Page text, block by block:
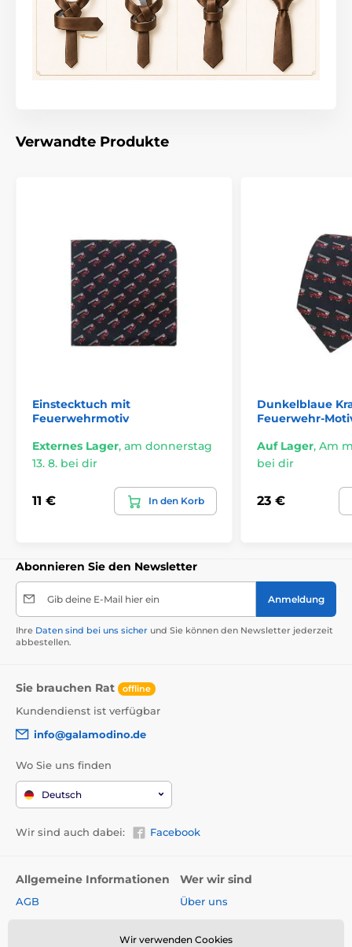
Verwandte Produkte
Einstecktuch mit
Feuerwehrmotiv
Externes Lager, am donnerstag
13. 8. bei dir
11 € In den Korb
Dunkelblaue
Feuerwehr-
Auf Lager, Am
bei dir
23 €
Abonnieren Sie den Newsletter
Gib deine E-Mail hier ein Anmeldung
Ihre Daten sind bei uns sicher und Sie können den Newsletter jederzeit
abbestellen.
Sie brauchen Rat offline
Kundendienst ist verfügbar
info@galamodino.de
Wo Sie uns finden
Deutsch
Wir sind auch dabei: Facebook
Allgemeine Informationen
AGB
Wer wir sind
Über uns
Galamodino
Wir verwenden Cookies